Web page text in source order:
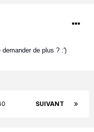
de plus ? :')
SUIVANT